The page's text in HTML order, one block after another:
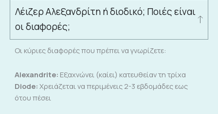
Λέιζερ Αλεξανδρίτη ή διοδικό; Ποιές είναι
οι διαφορές;
Οι κύριες διαφορές που πρέπει να γνωρίζετε:
Alexandrite: Εξαχνώνει (καίει) κατευθείαν τη τρίχα
Diode: Χρειάζεται να περιμένεις 2-3 εβδομάδες εως
ότου πέσει